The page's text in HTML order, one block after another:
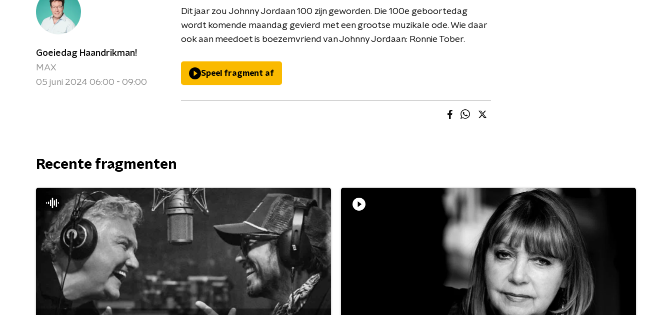
Goeiedag Haandrikman!
MAX
05 juni 2024 06:00 - 09:00
Dit jaar zou Johnny Jordaan 100 zijn geworden. Die 100e geboortedag
wordt komende maandag gevierd met een grootse muzikale ode. Wie daar
ook aan meedoet is boezemvriend van Johnny Jordaan: Ronnie Tober.
Speel fragment af
Recente fragmenten